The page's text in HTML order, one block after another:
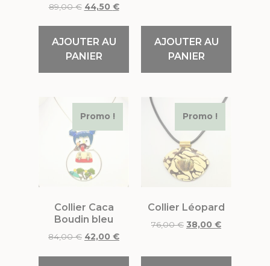
89,00€ 44,50 €
AJOUTER AU
PANIER
AJOUTER AU
PANIER
Promo !
Collier Caca
Boudin bleu
84,00€ 42,00 €
Promo !
Collier Léopard
76,00€ 38,00 €